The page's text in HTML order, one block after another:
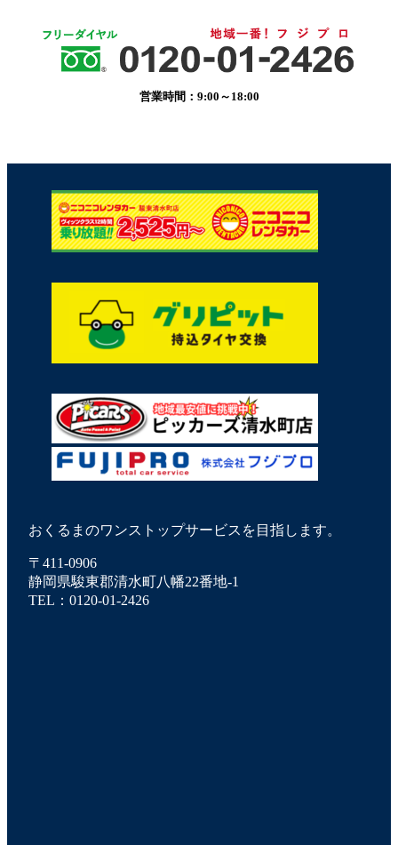
営業時間：9:00～18:00
おくるまのワンストップサービスを目指します。
〒411-0906
静岡県駿東郡清水町八幡22番地-1
TEL：0120-01-2426